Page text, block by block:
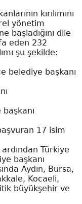
kırılımını
yönetim
başladığını dile
eden 232
şu şekilde:
belediye başkanı
17 isim
Türkiye
başkanı
Aydın, Bursa,
Kocaeli,
büyükşehir ve